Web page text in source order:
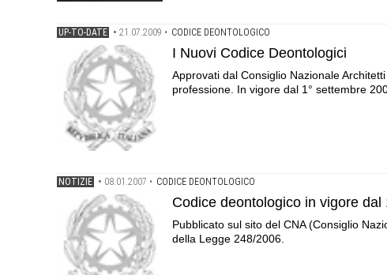
UP-TO-DATE • 21.07.2009 • CODICE DEONTOLOGICO
I Nuovi Codice Deontologici
Approvati dal Consiglio Nazionale
professione. In vigore dal 1° settembre
NOTIZIE • 08.01.2007 • CODICE DEONTOLOGICO
Codice deontologico in vigore dal
Pubblicato sul sito del CNA (Consiglio
della Legge 248/2006.